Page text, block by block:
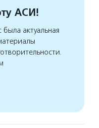
АСИ!
актуальная